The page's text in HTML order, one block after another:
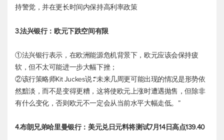
持警觉，并在更长时间内保持高利率政策
3.法兴银行：欧元下跌空间有限
①法兴银行表示，在欧洲能源危机背景下，欧元应该会保持疲
软，但不太可能进一步大幅下挫；
②该行策略师Kit Juckes说∶“未来几周更可能出现的情况是形势依
然黯淡，而不是变得更糟，这将使欧元上涨时遭遇抛售，但除非
有什么变化，否则欧元不一定会从当前水平大幅走低。”
4.布朗兄弟哈里曼银行： 美元兑日元料将测试7月14日高点139.40